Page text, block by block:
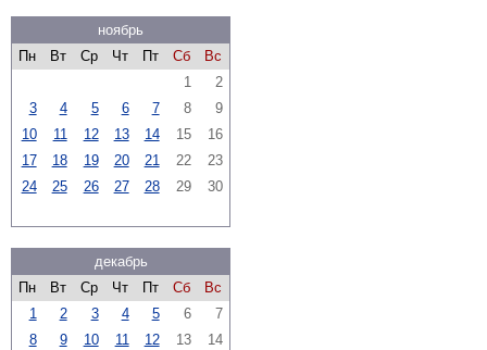
ноябрь
Пн
Вт Ср Чт Пт Сб
Вс
1
2
3
4 5 6 7 8
9
10
11 12 13 14 15
16
17
18 19 20 21 22
23
24
25 26 27 28 29 30
декабрь
Пн
Вт Ср Чт Пт Сб
Вс
1
2 3 4 5 6
7
8
9 10 11 12 13
14